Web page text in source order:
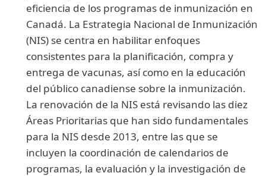
eficiencia de los programas de inmunización en
Canadá. La Estrategia Nacional de Inmunización
(NIS) se centra en habilitar enfoques
consistentes para la planificación, compra y
entrega de vacunas, así como en la educación
del público canadiense sobre la inmunización.
La renovación de la NIS está revisando las diez
Áreas Prioritarias que han sido fundamentales
para la NIS desde 2013, entre las que se
incluyen la coordinación de calendarios de
programas, la evaluación y la investigación de